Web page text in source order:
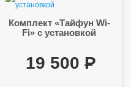
Комплект «Тайфун Wi-
Fi» с установкой
19 500